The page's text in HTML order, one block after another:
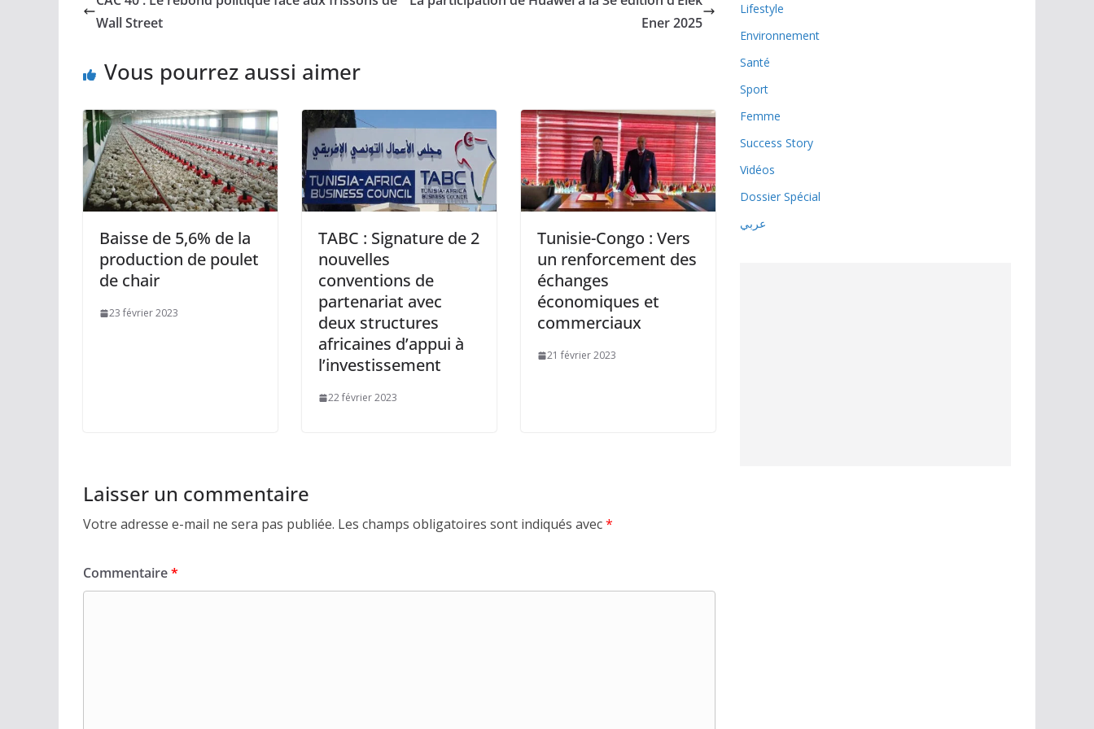
Wall Street
Ener 2025
Vous pourrez aussi aimer
Baisse de 5,6% de la
production de poulet
de chair
23 février 2023
TABC : Signature de 2
nouvelles
conventions de
partenariat avec
deux structures
africaines d’appui à
l’investissement
22 février 2023
Tunisie-Congo : Vers
un renforcement des
échanges
économiques et
commerciaux
21 février 2023
Laisser un commentaire
Votre adresse e-mail ne sera pas publiée. Les champs obligatoires sont indiqués avec*
Commentaire*
Lifestyle
Environnement
Santé
Sport
Femme
Success Story
Vidéos
Dossier Spécial
عربي